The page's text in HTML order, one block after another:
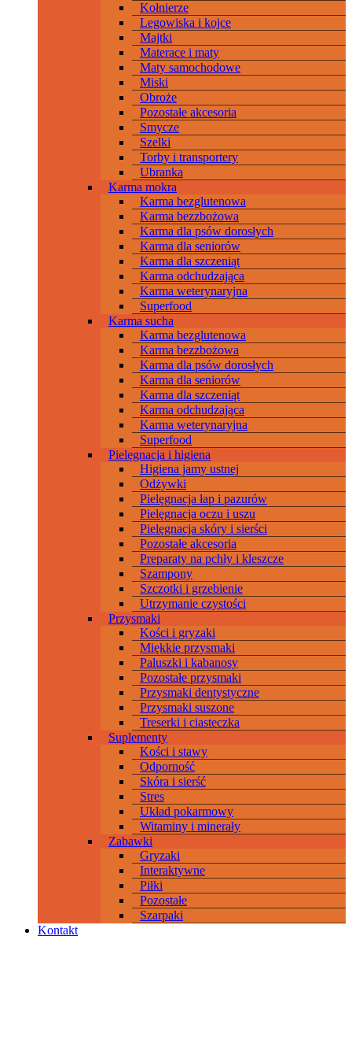
Kołnierze
Legowiska i kojce
Majtki
Materace i maty
Maty samochodowe
Miski
Obroże
Pozostałe akcesoria
Smycze
Szelki
Torby i transportery
Ubranka
Karma mokra
Karma bezglutenowa
Karma bezzbożowa
Karma dla psów dorosłych
Karma dla seniorów
Karma dla szczeniąt
Karma odchudzająca
Karma weterynaryjna
Superfood
Karma sucha
Karma bezglutenowa
Karma bezzbożowa
Karma dla psów dorosłych
Karma dla seniorów
Karma dla szczeniąt
Karma odchudzająca
Karma weterynaryjna
Superfood
Pielęgnacja i higiena
Higiena jamy ustnej
Odżywki
Pielęgnacja łap i pazurów
Pielęgnacja oczu i uszu
Pielęgnacja skóry i sierści
Pozostałe akcesoria
Preparaty na pchły i kleszcze
Szampony
Szczotki i grzebienie
Utrzymanie czystości
Przysmaki
Kości i gryzaki
Miękkie przysmaki
Paluszki i kabanosy
Pozostałe przysmaki
Przysmaki dentystyczne
Przysmaki suszone
Treserki i ciasteczka
Suplementy
Kości i stawy
Odporność
Skóra i sierść
Stres
Układ pokarmowy
Witaminy i minerały
Zabawki
Gryzaki
Interaktywne
Piłki
Pozostałe
Szarpaki
Kontakt